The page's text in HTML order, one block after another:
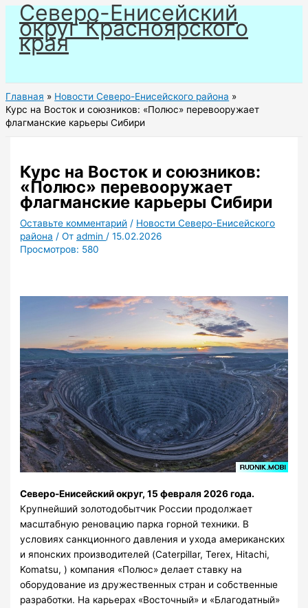
Перейти
содержимому
Северо-Енисейский
округ Красноярского
края
Главная
Новости Северо-Енисейского района
Курс на Восток и союзников: «Полюс» перевооружает
флагманские карьеры Сибири
Курс на Восток и союзников:
«Полюс» перевооружает
флагманские карьеры Сибири
Оставьте комментарий / Новости Северо-Енисейского
района / Отadmin /15.02.2026
Просмотров: 580
Северо-Енисейский округ, 15 февраля 2026 года.
Крупнейший золотодобытчик России продолжает
масштабную реновацию парка горной техники. В
условиях санкционного давления и ухода американских
и японских производителей (Caterpillar, Terex, Hitachi,
Komatsu, ) компания «Полюс» делает ставку на
оборудование из дружественных стран и собственные
разработки. На карьерах «Восточный» и «Благодатный»